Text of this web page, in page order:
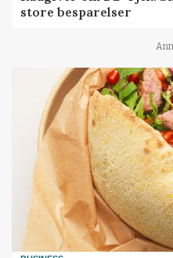
store besparelser